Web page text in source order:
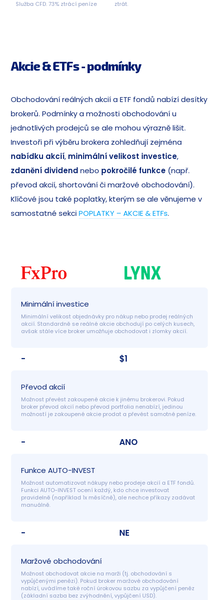
Služba CFD. 73% ztrácí peníze ztrát.
Akcie & ETFs - podmínky
Obchodování reálných akcií a ETF fondů nabízí desítky
brokerů. Podmínky a možnosti obchodování u
jednotlivých prodejců se ale mohou výrazně lišit.
Investoři při výběru brokera zohledňují zejména
nabídku akcií, minimální velikost investice,
zdanění dividend nebo pokročilé funkce (např.
převod akcií, shortování či maržové obchodování).
Klíčové jsou také poplatky, kterým se ale věnujeme v
samostatné sekciPOPLATKY – AKCIE & ETFs.
Minimální investice
Minimální velikost objednávky pro nákup nebo prodej reálných
akcií. Standardně se reálné akcie obchodují po celých kusech,
avšak stále více broker umožňuje obchodovat i zlomky akcií.
- $1
Převod akcií
Možnost převést zakoupené akcie k jinému brokerovi. Pokud
broker převod akcií nebo převod portfolia nenabízí, jedinou
možností je zakoupené akcie prodat a převést samotné peníze.
- ANO
Funkce AUTO-INVEST
Možnost automatizovat nákupy nebo prodeje akcií a ETF fondů.
Funkci AUTO-INVEST ocení každý, kdo chce investovat
pravidelně (například 1x měsíčně), ale nechce příkazy zadávat
manuálně.
- NE
Maržové obchodování
Možnost obchodovat akcie na marži (tj. obchodování s
vypůjčenými penězi). Pokud broker maržové obchodování
nabízí, uvádíme také roční úrokovou sazbu za vypůjčení peněz
(základní sazba bez zvýhodnění, vypůjčení USD).